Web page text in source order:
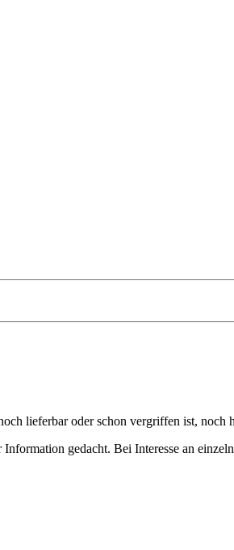
lieferbar oder schon vergriffen ist, noch
gedacht. Bei Interesse an